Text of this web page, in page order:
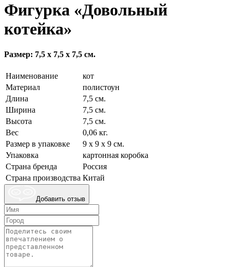
Фигурка «Довольный
котейка»
Размер: 7,5 х 7,5 х 7,5 см.
Наименование
кот
Материал
полистоун
Длина
7,5 см.
Ширина
7,5 см.
Высота
7,5 см.
Вес
0,06 кг.
Размер в упаковке
9 х 9 х 9 см.
Упаковка
картонная коробка
Страна бренда
Россия
Страна производства Китай
Добавить отзыв